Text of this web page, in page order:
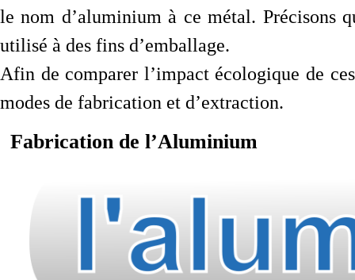
le nom d’aluminium à ce métal. Précisons
utilisé à des fins d’emballage.
Afin de comparer l’impact écologique de
modes de fabrication et d’extraction.
Fabrication de l’Aluminium